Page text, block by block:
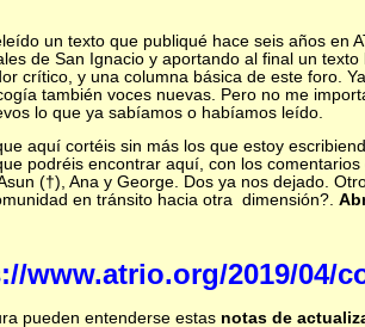
un texto que publiqué hace seis años en
de San Ignacio y aportando al final un texto
crítico, y una columna básica de este foro.
también voces nuevas. Pero no me
lo que ya sabíamos o habíamos leído.
aquí cortéis sin más los que estoy
podréis encontrar aquí, con los
(†), Ana y George. Dos ya nos dejado.
en tránsito hacia otra dimensión?.
www.atrio.org/2019/04/
pueden entenderse estasnotas de